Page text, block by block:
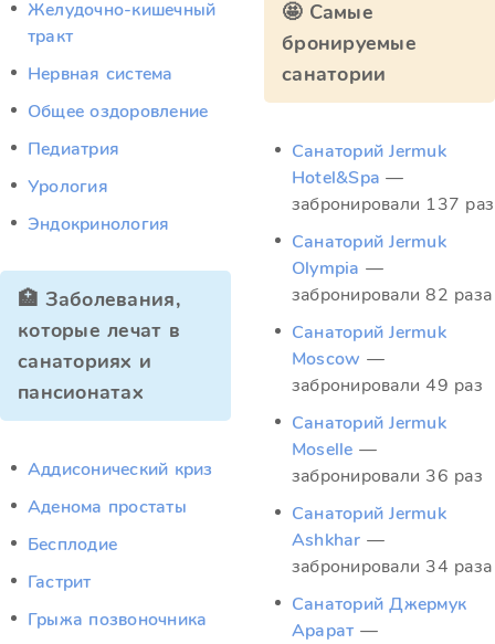
Желудочно-кишечный
тракт
Нервная система
Общее оздоровление
Педиатрия
Урология
Эндокринология
🏥 Заболевания,
которые лечат в
санаториях и
пансионатах
Аддисонический криз
Аденома простаты
Бесплодие
Гастрит
Грыжа позвоночника
🤩 Самые
бронируемые
санатории
Санаторий Jermuk
Hotel&Spa —
забронировали 137 раз
Санаторий Jermuk
Olympia —
забронировали 82 раза
Санаторий Jermuk
Moscow —
забронировали 49 раз
Санаторий Jermuk
Moselle —
забронировали 36 раз
Санаторий Jermuk
Ashkhar —
забронировали 34 раза
Санаторий Джермук
Арарат —